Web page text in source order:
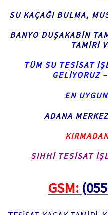
SU KAÇAĞI BULMA,
BANYO DUŞAKABIN
TAMIRI
TÜM SU TESISAT
GELIYORUZ
EN
ADANA
SIHHI TESISAT
GSM: